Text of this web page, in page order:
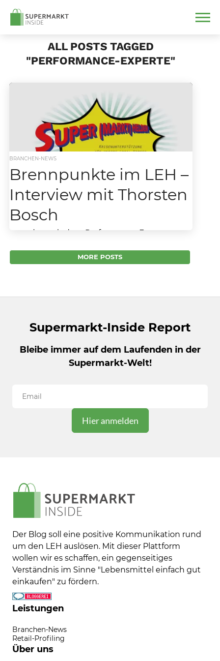
ALL POSTS TAGGED
"PERFORMANCE-EXPERTE"
BRANCHEN-NEWS
Brennpunkte im LEH –
Interview mit Thorsten
Bosch
Interview mit dem Performance-Experten
Thorsten Bosch begleitet seit Jahrzehnten als
MORE POSTS
Supermarkt-Inside Report
Bleibe immer auf dem Laufenden in der
Supermarkt-Welt!
Der Blog soll eine positive Kommunikation rund
um den LEH auslösen. Mit dieser Plattform
wollen wir es schaffen, ein gegenseitiges
Verständnis im Sinne "Lebensmittel einfach gut
einkaufen" zu fördern.
Leistungen
Branchen-News
Retail-Profiling
Über uns